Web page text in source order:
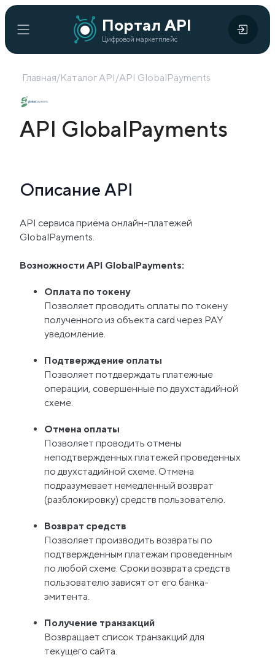
Портал API
Цифровой маркетплейс
Портал
API
Цифровой
маркетплейс
Главная
Каталог
API
внедрения
Готовые
решения
Блог
FAQ
Главная/Каталог API/API GlobalPayments
API GlobalPayments
Описание API
API сервиса приёма онлайн-платежей
GlobalPayments.
Возможности API GlobalPayments:
Оплата по токену
Позволяет проводить оплаты по токену
полученного из объекта card через PAY
уведомление.
Подтверждение оплаты
Позволяет потдверждать платежные
операции, совершенные по двухстадийной
схеме.
Отмена оплаты
Позволяет проводить отмены
неподтвержденных платежей проведенных
по двухстадийной схеме. Отмена
подразумевает немедленный возврат
(разблокировку) средств пользователю.
Возврат средств
Позволяет производить возвраты по
подтвержденным платежам проведенным
по любой схеме. Сроки возврата средств
пользователю зависят от его банка-
эмитента.
Получение транзакций
Возвращает список транзакций для
текущего сайта.